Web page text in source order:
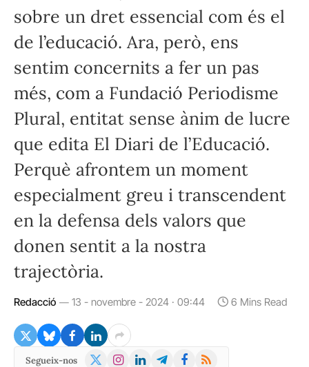
sobre un dret essencial com és el
de l’educació. Ara, però, ens
sentim concernits a fer un pas
més, com a Fundació Periodisme
Plural, entitat sense ànim de lucre
que edita El Diari de l’Educació.
Perquè afrontem un moment
especialment greu i transcendent
en la defensa dels valors que
donen sentit a la nostra
trajectòria.
Redacció 13 - novembre - 2024 · 09:44 6 Mins Read
Segueix-nos
X
Instagram
LinkedInTelegramFacebook
RSS